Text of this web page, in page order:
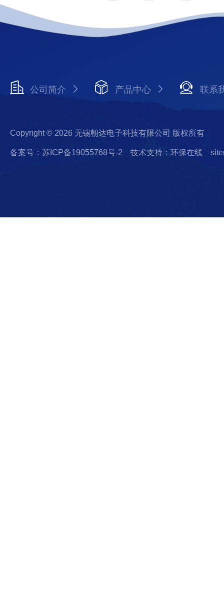
公司简介 产品中心 联系
Copyright © 2026 无锡朝达电子科技有限公司 版权所有
备案号：苏ICP备19055768号-2 技术支持：环保在线